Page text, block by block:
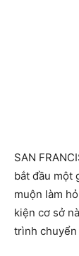
SAN
bắt đầu một
muộn làm
kiện cơ sở
trình chuyển